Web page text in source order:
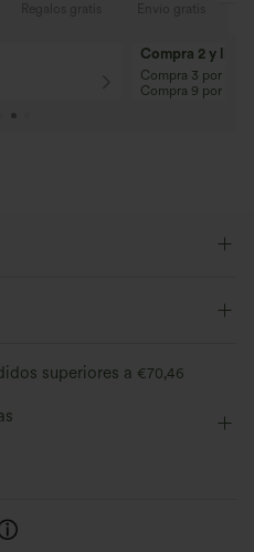
Compra 2 y
Compra 3 por 2,
Compra 9 por 6
superiores a €70,46